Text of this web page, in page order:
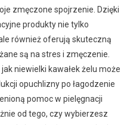
zmęczone spojrzenie. Dzięki
produkty nie tylko
również oferują skuteczną
są na stres i zmęczenie.
niewielki kawałek żelu może
opuchlizny po łagodzenie
pomoc w pielęgnacji
od tego, czy wybierzesz